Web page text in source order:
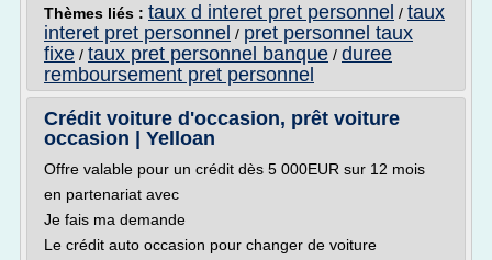
Thèmes liés : taux d interet pret personnel / taux
interet pret personnel / pret personnel taux
fixe / taux pret personnel banque / duree
remboursement pret personnel
Crédit voiture d'occasion, prêt voiture
occasion | Yelloan
Offre valable pour un crédit dès 5 000EUR sur 12 mois
en partenariat avec
Je fais ma demande
Le crédit auto occasion pour changer de voiture